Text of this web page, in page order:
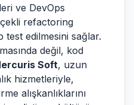
ve DevOps
refactoring
test edilmesini sağlar.
değil, kod
Soft, uzun
hizmetleriyle,
alışkanlıklarını